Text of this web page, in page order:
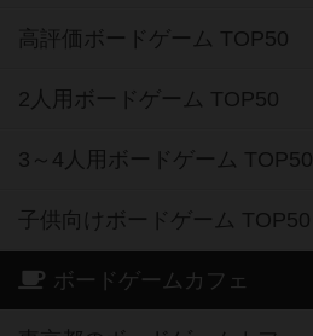
高評価ボードゲーム TOP50
2人用ボードゲーム TOP50
3～4人用ボードゲーム TOP50
子供向けボードゲーム TOP50
ボードゲームカフェ